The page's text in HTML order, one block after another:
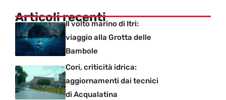
Articoli recenti
Il volto marino di Itri:
viaggio alla Grotta delle
Bambole
Cori, criticità idrica:
aggiornamenti dai tecnici
di Acqualatina